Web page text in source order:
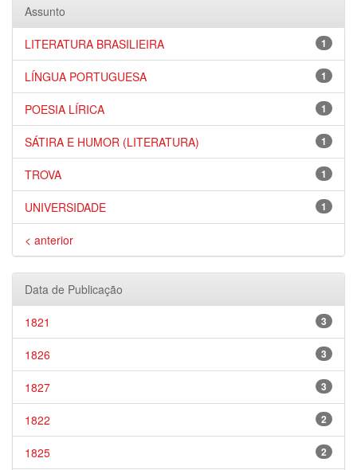
Assunto
1
LITERATURA BRASILIEIRA
1
LÍNGUA PORTUGUESA
1
POESIA LÍRICA
1
SÁTIRA E HUMOR (LITERATURA)
1
TROVA
1
UNIVERSIDADE
< anterior
Data de Publicação
3
1821
3
1826
3
1827
2
1822
2
1825